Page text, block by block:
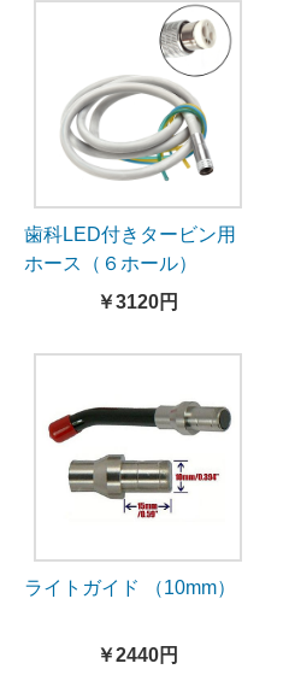
歯科LED付きタービン用
ホース（６ホール）
￥3120円
ライトガイド （10mm）
￥2440円